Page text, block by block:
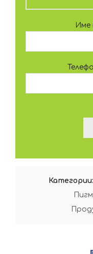
Име
Категории: